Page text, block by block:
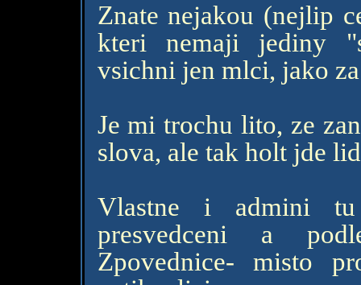
Znate nejakou (nejlip
kteri nemaji jediny
vsichni jen mlci, jako
Je mi trochu lito, ze
slova, ale tak holt jde
Vlastne i admini
presvedceni a
Zpovednice- misto